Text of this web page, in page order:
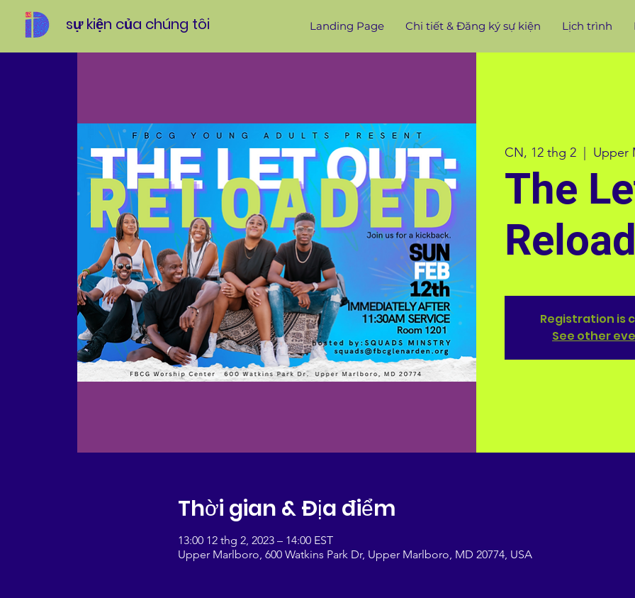
sự kiện của chúng tôi Landing Page Chi tiết & Đăng ký sự kiện Lịch trình
CN, 12 thg 2 Upper
The
Registration is
See other
Thời gian & Địa điểm
13:00 12 thg 2, 2023 – 14:00 EST
Upper Marlboro, 600 Watkins Park Dr, Upper Marlboro, MD 20774, USA